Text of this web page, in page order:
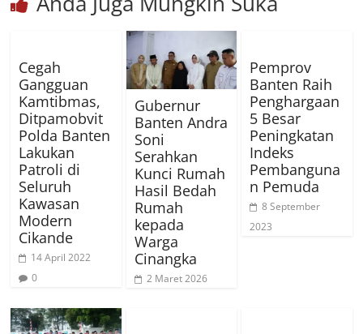
Cegah
Gangguan
Kamtibmas,
Ditpamobvit
Polda Banten
Lakukan
Patroli di
Seluruh
Kawasan
Modern
Cikande
14 April 2022
0
Gubernur
Banten Andra
Soni
Serahkan
Kunci Rumah
Hasil Bedah
Rumah
kepada
Warga
Cinangka
2 Maret 2026
Pemprov
Banten Raih
Penghargaan
5 Besar
Peningkatan
Indeks
Pembanguna
n Pemuda
8 September
2023